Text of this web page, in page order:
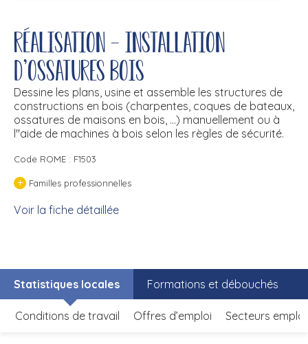
Réalisation - installation
d'ossatures bois
Dessine les plans, usine et assemble les structures de
constructions en bois (charpentes, coques de bateaux,
ossatures de maisons en bois, ...) manuellement ou à
l''aide de machines à bois selon les règles de sécurité.
Code ROME : F1503
+ Familles professionnelles
Voir la fiche détaillée
Statistiques locales Formations et débouchés
Conditions de travail Offres d’emploi Secteurs